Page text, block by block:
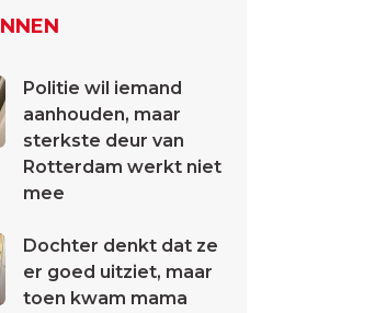
Politie wil iemand
aanhouden, maar
sterkste deur van
Rotterdam werkt niet
mee
Dochter denkt dat ze
er goed uitziet, maar
toen kwam mama